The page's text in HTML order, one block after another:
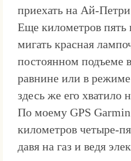
приехать на Ай-
Еще километров пять
мигать красная
постоянном подъеме
равнине или в
здесь же его хватило
По моему GPS Garmin
километров четыре-
давя на газ и ведя